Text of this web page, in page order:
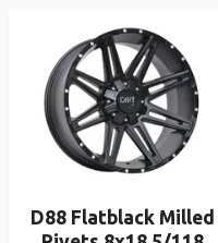
D88 Flatblack Milled